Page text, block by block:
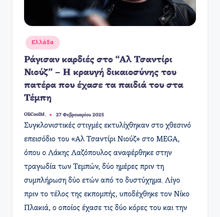
Αναρτήθηκε
σε
Ελλάδα
Ράγισαν καρδιές στο “Αλ Τσαντίρι
Νιούζ” – Η κραυγή δικαιοσύνης του
πατέρα που έχασε τα παιδιά του στα
Τέμπη
Συγγραφέας:
OliCoolM. 27 Φεβρουαρίου 2025
Συγκλονιστικές στιγμές εκτυλίχθηκαν στο χθεσινό
επεισόδιο του «Αλ Τσαντίρι Νιούζ» στο MEGA,
όπου ο Λάκης Λαζόπουλος αναφέρθηκε στην
τραγωδία των Τεμπών, δύο ημέρες πριν τη
συμπλήρωση δύο ετών από το δυστύχημα. Λίγο
πριν το τέλος της εκπομπής, υποδέχθηκε τον Νίκο
Πλακιά, ο οποίος έχασε τις δύο κόρες του και την